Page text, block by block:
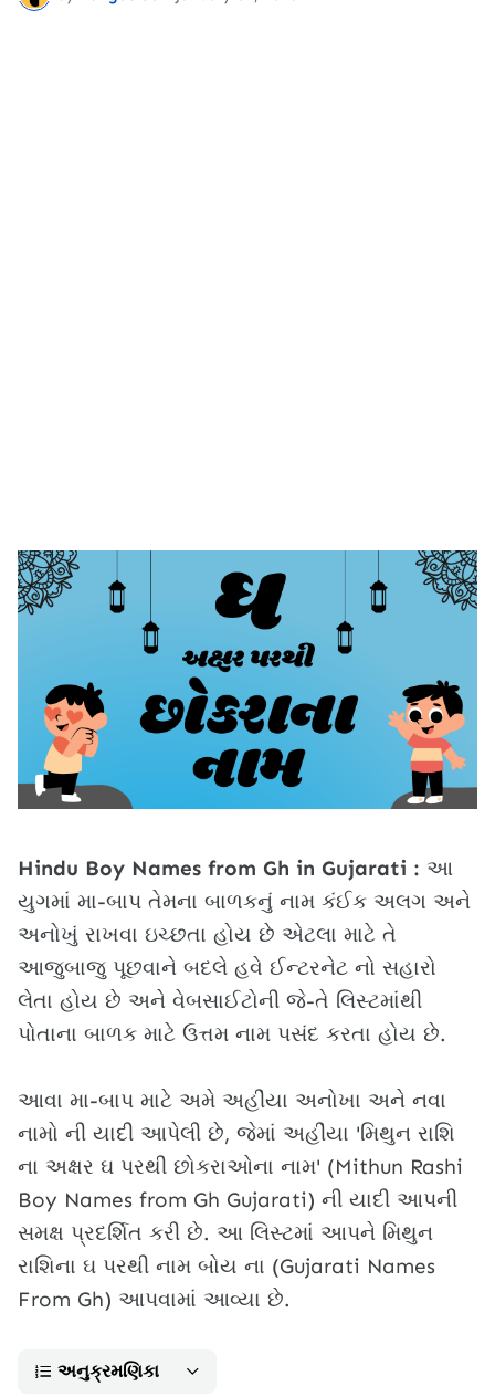
Hindu Boy Names from Gh in Gujarati : આ
યુગમાં મા-બાપ તેમના બાળકનું નામ કંઈક અલગ અને
અનોખું રાખવા ઇચ્છતા હોય છે એટલા માટે તે
આજુબાજુ પૂછવાને બદલે હવે ઈન્ટરનેટ નો સહારો
લેતા હોય છે અને વેબસાઈટોની જે-તે લિસ્ટમાંથી
પોતાના બાળક માટે ઉત્તમ નામ પસંદ કરતા હોય છે.
આવા મા-બાપ માટે અમે અહીંયા અનોખા અને નવા
નામો ની યાદી આપેલી છે, જેમાં અહીંયા 'મિથુન રાશિ
ના અક્ષર ઘ પરથી છોકરાઓના નામ' (Mithun Rashi
Boy Names from Gh Gujarati) ની યાદી આપની
સમક્ષ પ્રદર્શિત કરી છે. આ લિસ્ટમાં આપને મિથુન
રાશિના ઘ પરથી નામ બોય ના (Gujarati Names
From Gh) આપવામાં આવ્યા છે.
અનુક્રમણિકા